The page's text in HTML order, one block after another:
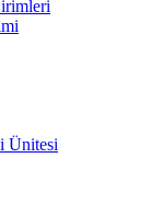
Ünitesi